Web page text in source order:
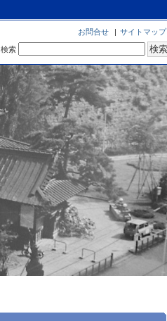
お問合せ | サイトマップ
索